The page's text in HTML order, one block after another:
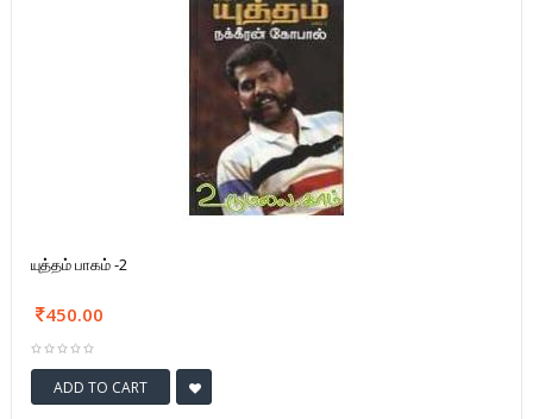
யுத்தம் பாகம் -2
450.00
ADD TO CART